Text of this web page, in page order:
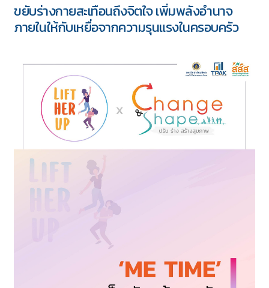
Download
ขยับร่างกายสะเทือนถึงจิตใจ เพิ่มพลังอำนาจ
ภายในให้กับเหยื่อจากความรุนแรงในครอบครัว